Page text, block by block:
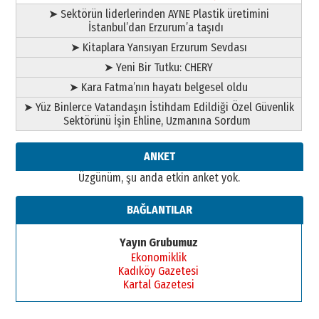
➤ Sektörün liderlerinden AYNE Plastik üretimini
İstanbul’dan Erzurum’a taşıdı
➤ Kitaplara Yansıyan Erzurum Sevdası
➤ Yeni Bir Tutku: CHERY
➤ Kara Fatma’nın hayatı belgesel oldu
➤ Yüz Binlerce Vatandaşın İstihdam Edildiği Özel Güvenlik
Sektörünü İşin Ehline, Uzmanına Sordum
ANKET
Üzgünüm, şu anda etkin anket yok.
BAĞLANTILAR
Yayın Grubumuz
Ekonomiklik
Kadıköy Gazetesi
Kartal Gazetesi